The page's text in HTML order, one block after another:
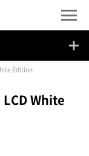
Edition
LCD White